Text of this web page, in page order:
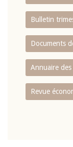
Bulletin
Documents
Annuaire
Revue